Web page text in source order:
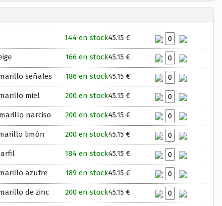
45.15 €
144 en stock
45.15 €
166 en stock
señales 45.15 €
186 en stock
miel 45.15 €
200 en stock
narciso 45.15 €
200 en stock
limón 45.15 €
200 en stock
45.15 €
184 en stock
azufre 45.15 €
189 en stock
de zinc 45.15 €
200 en stock